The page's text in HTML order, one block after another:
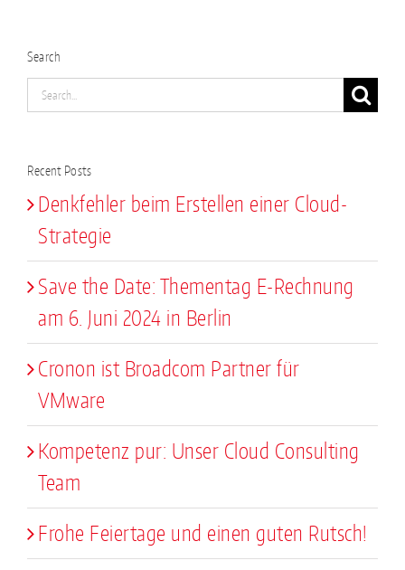
Search
Search
for:
Recent Posts
Denkfehler beim Erstellen einer Cloud-
Strategie
Save the Date: Thementag E-Rechnung
am 6. Juni 2024 in Berlin
Cronon ist Broadcom Partner für
VMware
Kompetenz pur: Unser Cloud Consulting
Team
Frohe Feiertage und einen guten Rutsch!